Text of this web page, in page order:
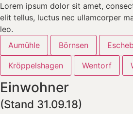
Lorem ipsum dolor sit amet,
elit tellus, luctus nec ullamcorper
leo.
Aumühle
Börnsen
Kröppelshagen Wentorf
Einwohner
(Stand 31.09.18)